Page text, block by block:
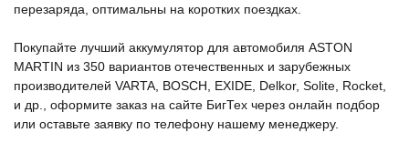
перезаряда, оптимальны на коротких поездках.
Покупайте лучший аккумулятор для автомобиля ASTON
MARTIN из 350 вариантов отечественных и зарубежных
производителей VARTA, BOSCH, EXIDE, Delkor, Solite, Rocket,
и др., оформите заказ на сайте БигТех через онлайн подбор
или оставьте заявку по телефону нашему менеджеру.